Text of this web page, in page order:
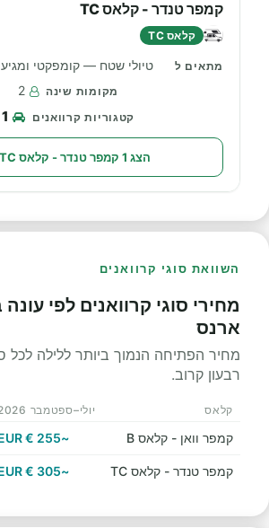
קמפר טנדר - קלאס TC
קלאס TC
טיולי שטח — קומפקטי
2
1
הצג 1 קמפר טנדר - קלאס TC
השוואת סוגי קרוואנים
מחירי סוגי קרוואנים לפי
ארנס
מחיר הפתיחה הנמוך ביותר ללילה לכל
רבעון קרוב.
קלאס יולי–ספטמבר 2026
קמפר וואן - קלאס B ~255 € EUR
קמפר טנדר - קלאס TC ~305 € EUR